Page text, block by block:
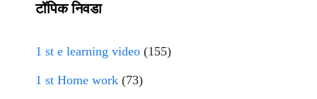
टॉपिक निवडा
1 st e learning video (155)
1 st Home work (73)